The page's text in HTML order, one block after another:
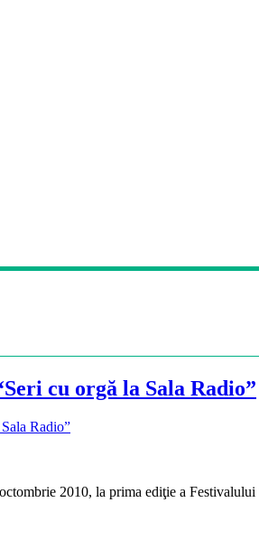
cu orgă la Sala Radio”
2010, la prima ediţie a